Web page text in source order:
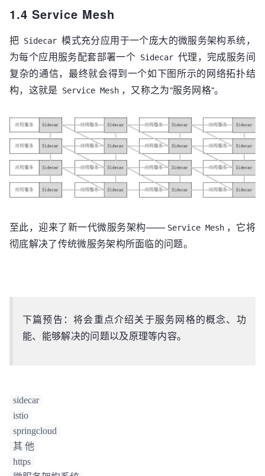
1.4 Service Mesh
把 Sidecar 模式充分应用于一个庞大的微服务架构系统，
为每个应用服务配套部署一个 Sidecar 代理，完成服务间
复杂的通信，最终就会得到一个如下图所示的网络拓扑结
构，这就是
Service Mesh ，又称之为“服务网格“。
至此，迎来了新一代微服务架构—— Service Mesh ，它将
彻底解决了传统微服务架构所面临的问题。
下篇预告：将会重点介绍关于服务网格的概念、功
能、能够解决的问题以及原理等内容。
sidecar
istio
springcloud
其 他
https